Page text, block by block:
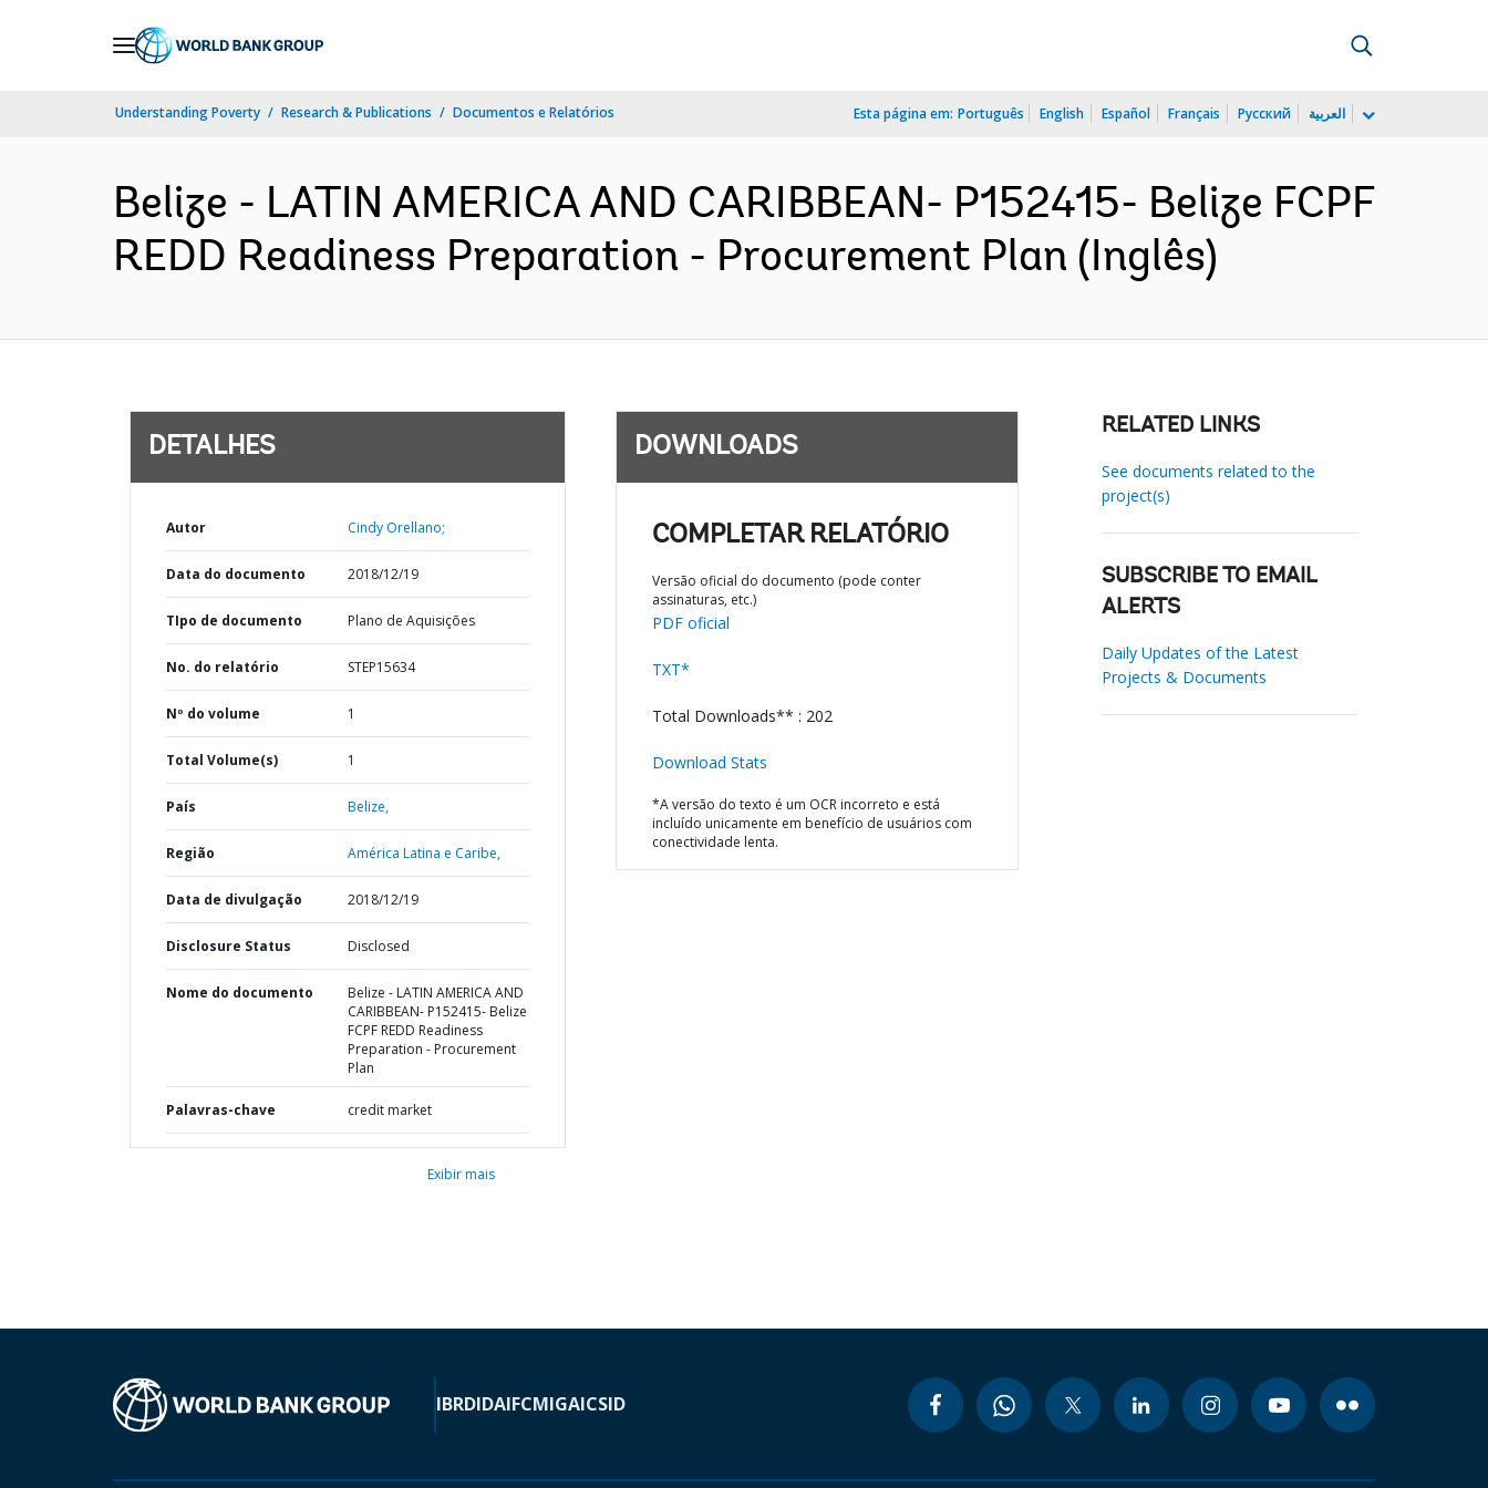
Understanding Poverty Research & Publications Documentos e Relatórios Esta página em: Português English Español Français Русский العربية
Belize - LATIN AMERICA AND CARIBBEAN- P152415- Belize FCPF
REDD Readiness Preparation - Procurement Plan (Inglês)
DETALHES
Autor Cindy Orellano;
Data do documento 2018/12/19
TIpo de documento Plano de Aquisições
No. do relatório STEP15634
Nº do volume 1
Total Volume(s) 1
País Belize,
Região América Latina e Caribe,
Data de divulgação 2018/12/19
Disclosure Status Disclosed
Nome do documento
Belize - LATIN AMERICA AND
CARIBBEAN- P152415- Belize
FCPF REDD Readiness
Preparation - Procurement
Plan
Palavras-chave credit market
Exibir mais
DOWNLOADS
COMPLETAR RELATÓRIO
Versão oficial do documento (pode conter
assinaturas, etc.)
PDF oficial
TXT*
Total Downloads** : 202
Download Stats
*A versão do texto é um OCR incorreto e está
incluído unicamente em benefício de usuários com
conectividade lenta.
RELATED LINKS
See documents related to the
project(s)
SUBSCRIBE TO EMAIL
ALERTS
Daily Updates of the Latest
Projects & Documents
IBRDIDAIFCMIGAICSID